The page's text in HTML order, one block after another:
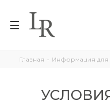
Главная - Информация для